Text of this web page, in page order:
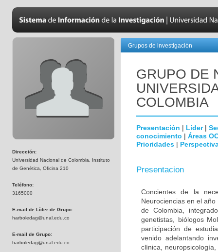
Dirección:
Universidad Nacional de Colombia, Instituto
de Genética, Oficina 210
Teléfono:
3165000
E-mail de Líder de Grupo:
harboledag@unal.edu.co
E-mail de Grupo:
harboledag@unal.edu.co
Grupos de investigación
GRUPO DE
COLOMBIA
Presentación | Líder|
conocimiento | Áreas
Prioridades |
Presentacion
Concientes de la
Neurociencias en el
de Colombia,
genetistas, biólogos
participación de
venido adelantando
clínica,